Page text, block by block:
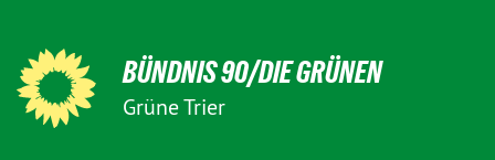
BÜNDNIS 90/DIE GRÜNEN
Grüne Trier